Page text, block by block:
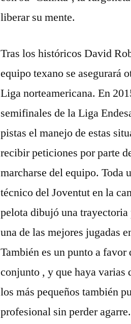
liberar su mente.
Tras los históricos David
equipo texano se asegurará
Liga norteamericana. En
semifinales de la Liga
pistas el manejo de estas
recibir peticiones por parte
marcharse del equipo. Toda
técnico del Joventut en la
pelota dibujó una
una de las mejores jugadas
También es un punto a
conjunto , y que haya varias
los más pequeños también
profesional sin perder